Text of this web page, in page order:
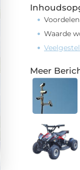
Voordelen
Waarde
Meer